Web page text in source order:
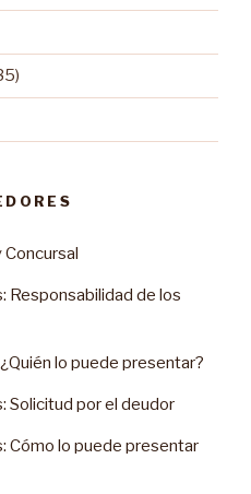
Responsabilidad de los
lo puede presentar?
Solicitud por el deudor
Cómo lo puede presentar